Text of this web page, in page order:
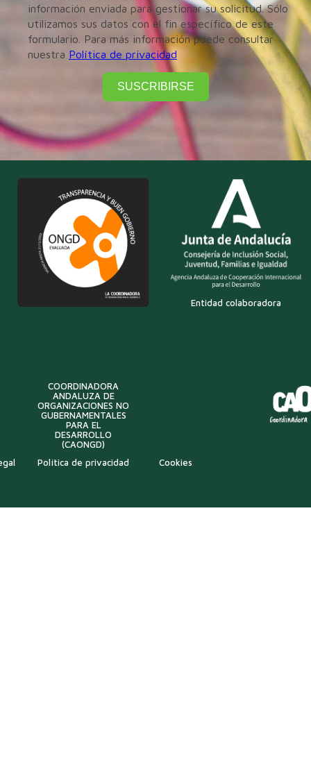
información enviada para gestionar su solicitud. Sólo
utilizamos sus datos con el fin específico de este
formulario. Para más información puede consultar
nuestra Política de privacidad
SUSCRIBIRSE
Entidad colaboradora
COORDINADORA
ANDALUZA DE
ORGANIZACIONES NO
GUBERNAMENTALES
PARA EL
DESARROLLO
(CAONGD)
Política de privacidad Cookies